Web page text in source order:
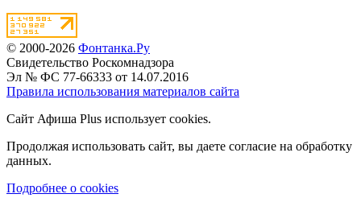
© 2000-2026 Фонтанка.Ру
Свидетельство Роскомнадзора
Эл № ФС 77-66333 от 14.07.2016
Правила использования материалов сайта
Сайт Афиша Plus использует cookies.
Продолжая использовать сайт, вы даете согласие на обработку
данных.
Подробнее о cookies